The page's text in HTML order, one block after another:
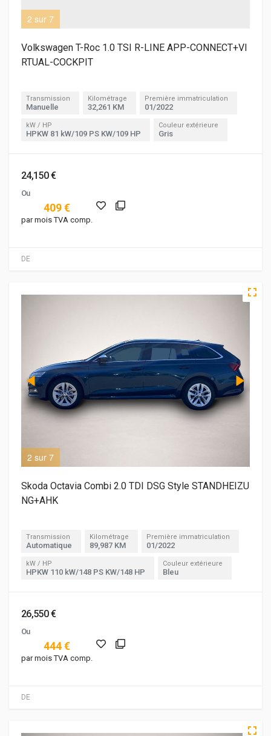
2 sur 7
DE
Volkswagen T-Roc 1.0 TSI R-LINE APP-CONNECT+VI
RTUAL-COCKPIT
Transmission
Manuelle
Kilométrage
32,261 KM
Première immatriculation
01/2022
kW / HP
HPKW 81 kW/109 PS KW/109 HP
Couleur extérieure
Gris
24,150 €
Ou
409 €
par mois TVA comp.
2 sur 7
DE
Skoda Octavia Combi 2.0 TDI DSG Style STANDHEIZU
NG+AHK
Transmission
Automatique
Kilométrage
89,987 KM
Première immatriculation
01/2022
kW / HP
HPKW 110 kW/148 PS KW/148 HP
Couleur extérieure
Bleu
26,550 €
Ou
444 €
par mois TVA comp.